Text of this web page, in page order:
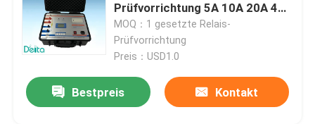
KabelTestgerät
Prüfvorrichtung 5A 10A 20A 40A
100A Chinas
MOQ：1 gesetzte Relais-
Prüfvorrichtung
Preis：USD1.0
Bestpreis Kontakt